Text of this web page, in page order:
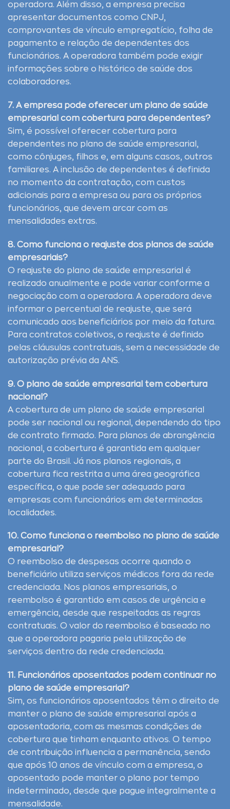
operadora. Além disso, a empresa precisa
apresentar documentos como CNPJ,
comprovantes de vínculo empregatício, folha de
pagamento e relação de dependentes dos
funcionários. A operadora também pode exigir
informações sobre o histórico de saúde dos
colaboradores.
7. A empresa pode oferecer um plano de saúde
empresarial com cobertura para dependentes?
Sim, é possível oferecer cobertura para
dependentes no plano de saúde empresarial,
como cônjuges, filhos e, em alguns casos, outros
familiares. A inclusão de dependentes é definida
no momento da contratação, com custos
adicionais para a empresa ou para os próprios
funcionários, que devem arcar com as
mensalidades extras.
8. Como funciona o reajuste dos planos de saúde
empresariais?
O reajuste do plano de saúde empresarial é
realizado anualmente e pode variar conforme a
negociação com a operadora. A operadora deve
informar o percentual de reajuste, que será
comunicado aos beneficiários por meio da fatura.
Para contratos coletivos, o reajuste é definido
pelas cláusulas contratuais, sem a necessidade de
autorização prévia da ANS.
9. O plano de saúde empresarial tem cobertura
nacional?
A cobertura de um plano de saúde empresarial
pode ser nacional ou regional, dependendo do tipo
de contrato firmado. Para planos de abrangência
nacional, a cobertura é garantida em qualquer
parte do Brasil. Já nos planos regionais, a
cobertura fica restrita a uma área geográfica
específica, o que pode ser adequado para
empresas com funcionários em determinadas
localidades.
10. Como funciona o reembolso no plano de saúde
empresarial?
O reembolso de despesas ocorre quando o
beneficiário utiliza serviços médicos fora da rede
credenciada. Nos planos empresariais, o
reembolso é garantido em casos de urgência e
emergência, desde que respeitadas as regras
contratuais. O valor do reembolso é baseado no
que a operadora pagaria pela utilização de
serviços dentro da rede credenciada.
11. Funcionários aposentados podem continuar no
plano de saúde empresarial?
Sim, os funcionários aposentados têm o direito de
manter o plano de saúde empresarial após a
aposentadoria, com as mesmas condições de
cobertura que tinham enquanto ativos. O tempo
de contribuição influencia a permanência, sendo
que após 10 anos de vínculo com a empresa, o
aposentado pode manter o plano por tempo
indeterminado, desde que pague integralmente a
mensalidade.